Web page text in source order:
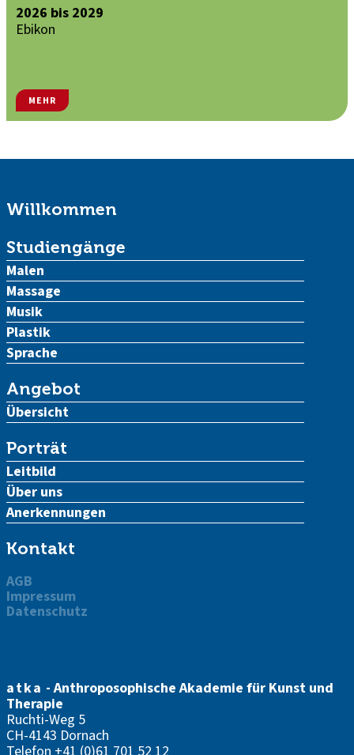
2026 bis 2029
Ebikon
MEHR
Willkommen
Studiengänge
Malen
Massage
Musik
Plastik
Sprache
Angebot
Übersicht
Porträt
Leitbild
Über uns
Anerkennungen
Kontakt
AGB
Impressum
Datenschutz
atka - Anthroposophische Akademie für Kunst und
Therapie
Ruchti-Weg 5
CH-4143 Dornach